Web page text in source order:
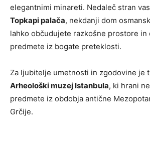
elegantnimi minareti. Nedaleč stran
Topkapi palača, nekdanji dom
lahko občudujete razkošne prostore in
predmete iz bogate preteklosti.
Za ljubitelje umetnosti in zgodovine je
Arheološki muzej Istanbula, ki hrani
predmete iz obdobja antične
Grčije.